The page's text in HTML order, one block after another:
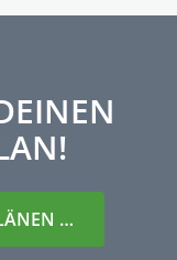
…